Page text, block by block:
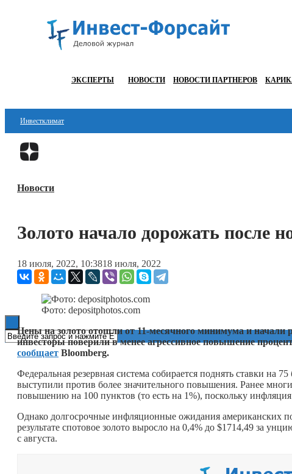
ЭКСПЕРТЫ НОВОСТИ НОВОСТИ ПАРТНЕРОВ
Инвестклимат
Финансы
Блокчейн
ESG
Новости
Золото начало дорожать после
18 июля, 2022, 10:3818 июля, 2022
Фото: depositphotos.com
Цены на золото отошли от 11-месячного минимума и начали
инвесторы поверили в менее агрессивное повышение
сообщает Bloomberg.
Федеральная резервная система собирается поднять ставки
выступили против более значительного повышения. Ранее
повышению на 100 пунктов (то есть на 1%), поскольку
Однако долгосрочные инфляционные ожидания американских
результате спотовое золото выросло на 0,4% до $1714,49 за
с августа.